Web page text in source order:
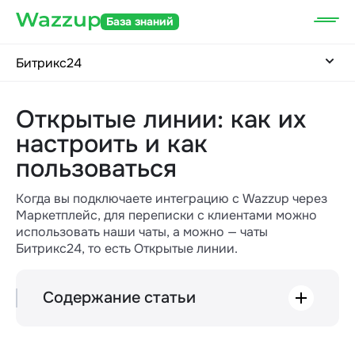
База знаний
Битрикс24
Открытые линии: как их
настроить и как
пользоваться
Когда вы подключаете интеграцию с Wazzup через
Маркетплейс, для переписки с клиентами можно
использовать наши чаты, а можно — чаты
Битрикс24, то есть Открытые линии.
Содержание статьи